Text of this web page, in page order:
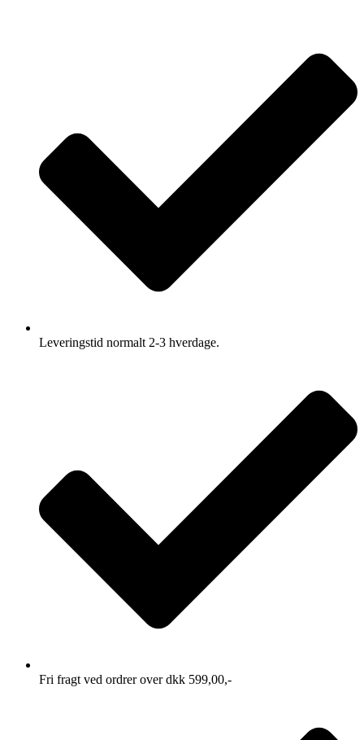
Leveringstid normalt 2-3 hverdage.
Fri fragt ved ordrer over dkk 599,00,-